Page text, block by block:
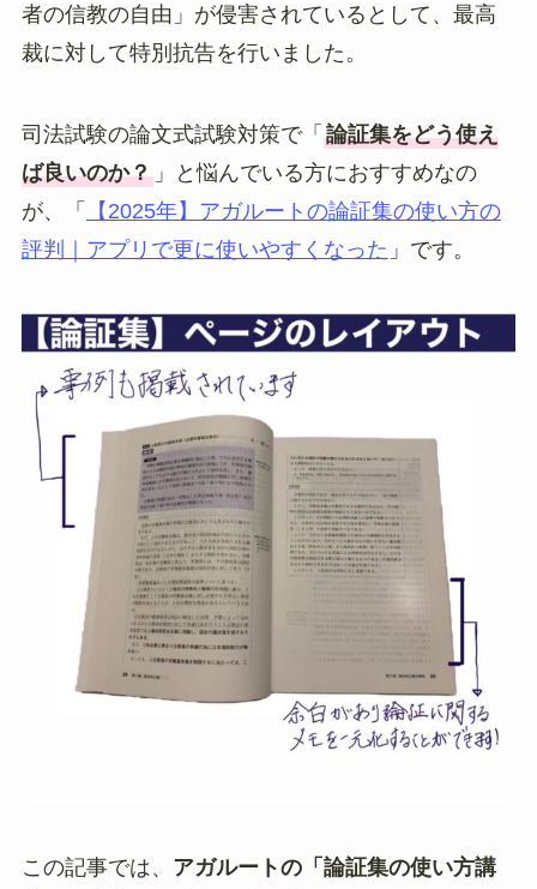
者の信教の自由」が侵害されているとして、最高
裁に対して特別抗告を行いました。
司法試験の論文式試験対策で「 論証集をどう使え
ば良いのか？」と悩んでいる方におすすめなの
が、「
【2025年】アガルートの論証集の使い方の
評判｜アプリで更に使いやすくなった 」です。
この記事では、 アガルートの「論証集の使い方講